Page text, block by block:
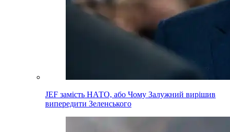
JEF замість НАТО, або Чому Залужний вирішив
випередити Зеленського